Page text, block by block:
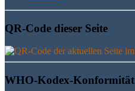
QR-Code die­ser Seite
WHO-Kodex-Kon­for­mi­tät